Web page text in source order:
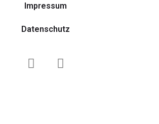
Impressum
Datenschutz